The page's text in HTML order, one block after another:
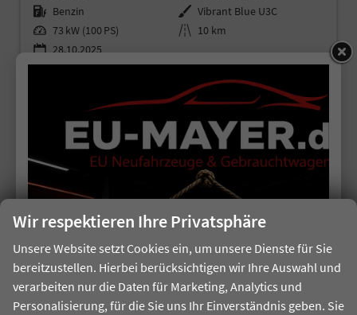
Kraftstoff Benzin Außenfarbe Vibrant Blue U3C
Leistung 73 kW (100 PS) Kilometerstand 10 km
28.10.2025
Details
Verbrauch kombiniert:
5,50 l/100km
-Klasse:
-Emissionen: 124,00 g/km
Wir respektieren Ihre Privatsphäre
Unsere Website setzt Cookies ein, um unsere Dienste für Sie
bereitzustellen. Hierbei berücksichtigen wir Ihre Auswahl und
verarbeiten nur die Daten für Marketing, Analytics und
Personalisierung, für die Sie uns Ihr Einverständnis geben. Sie